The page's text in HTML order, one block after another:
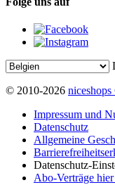
© 2010-2026
Impressum und
Datenschutz
Allgemeine
Datenschutz-
Abo-Verträge